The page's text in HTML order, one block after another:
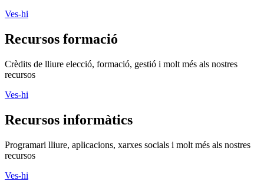
Ves-hi
Recursos formació
Crèdits de lliure elecció, formació, gestió i molt més als nostres
recursos
Ves-hi
Recursos informàtics
Programari lliure, aplicacions, xarxes socials i molt més als nostres
recursos
Ves-hi